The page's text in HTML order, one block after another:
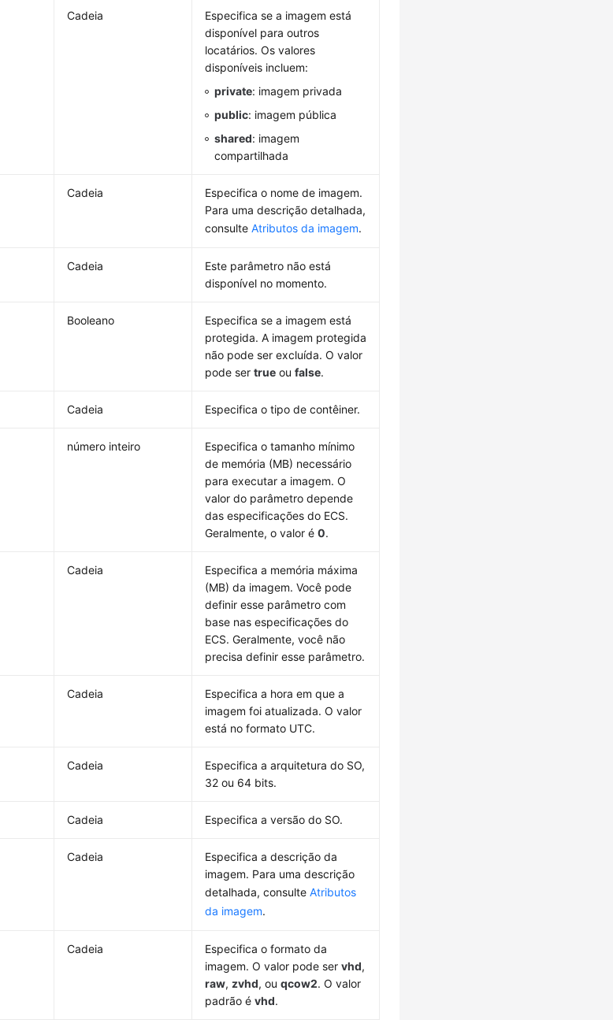
Cadeia
Especifica se a imagem está
disponível para outros
locatários. Os valores
disponíveis incluem:
private: imagem privada
public: imagem pública
shared: imagem
compartilhada
Cadeia
Especifica o nome de imagem.
Para uma descrição detalhada,
consulteAtributos da imagem.
Cadeia
Este parâmetro não está
disponível no momento.
Booleano
Especifica se a imagem está
protegida. A imagem protegida
não pode ser excluída. O valor
pode sertrue oufalse.
Cadeia Especifica o tipo de contêiner.
número inteiro
Especifica o tamanho mínimo
de memória (MB) necessário
para executar a imagem. O
valor do parâmetro depende
das especificações do ECS.
Geralmente, o valor é0.
Cadeia
Especifica a memória máxima
(MB) da imagem. Você pode
definir esse parâmetro com
base nas especificações do
ECS. Geralmente, você não
precisa definir esse parâmetro.
Cadeia
Especifica a hora em que a
imagem foi atualizada. O valor
está no formato UTC.
Cadeia
Especifica a arquitetura do SO,
32 ou 64 bits.
Cadeia Especifica a versão do SO.
Cadeia
Especifica a descrição da
imagem. Para uma descrição
detalhada, consulteAtributos
da imagem.
Cadeia
Especifica o formato da
imagem. O valor pode servhd,
raw, zvhd, ouqcow2. O valor
padrão évhd.